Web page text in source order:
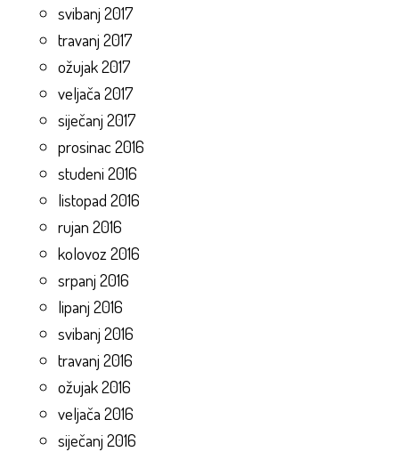
svibanj 2017
travanj 2017
ožujak 2017
veljača 2017
siječanj 2017
prosinac 2016
studeni 2016
listopad 2016
rujan 2016
kolovoz 2016
srpanj 2016
lipanj 2016
svibanj 2016
travanj 2016
ožujak 2016
veljača 2016
siječanj 2016